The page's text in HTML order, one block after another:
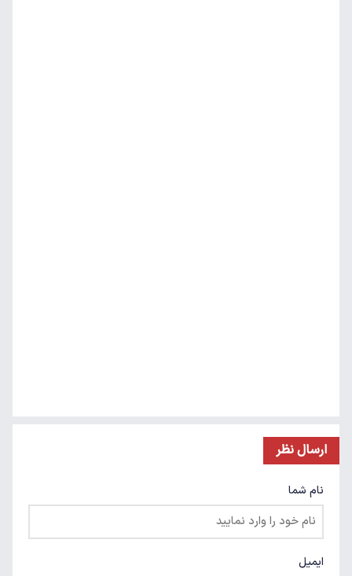
ارسال نظر
نام شما
ایمیل